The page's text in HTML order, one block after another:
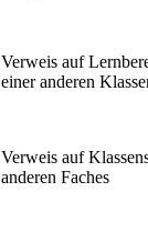
Verweis auf
einer anderen
Verweis auf
anderen Faches